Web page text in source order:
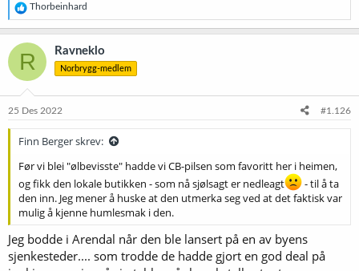
R
e
a
k
s
j
o
e
Thorbeinhard
R Ravneklo
Norbrygg-medlem
25 Des 2022 #1.126
Finn Berger skrev:
Før vi blei "ølbevisste" hadde vi CB-pilsen som favoritt her i heimen,
og fikk den lokale butikken - som nå sjølsagt er nedleagt
- til å ta
den inn. Jeg mener å huske at den utmerka seg ved at det faktisk var
mulig å kjenne humlesmak i den.
Jeg bodde i Arendal når den ble lansert på en av byens
sjenkesteder.... som trodde de hadde gjort en god deal på